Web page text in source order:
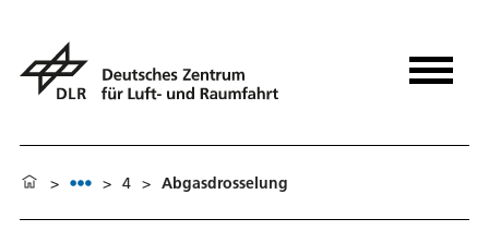
> > 4 > Abgasdrosselung